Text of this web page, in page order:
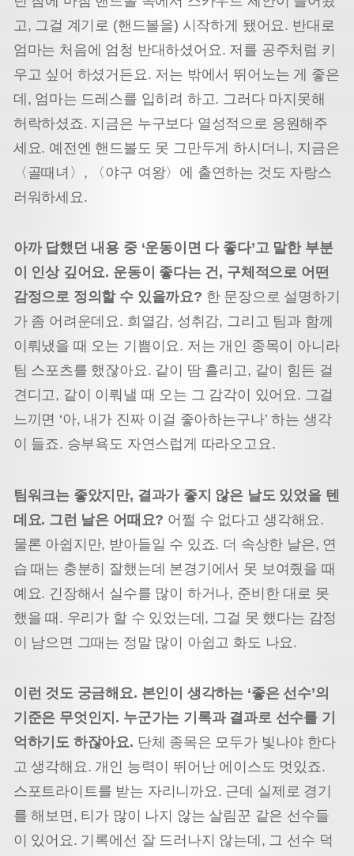
고, 그걸 계기로 (핸드볼을) 시작하게 됐어요. 반대로
엄마는 처음에 엄청 반대하셨어요. 저를 공주처럼 키
우고 싶어 하셨거든요. 저는 밖에서 뛰어노는 게 좋은
데, 엄마는 드레스를 입히려 하고. 그러다 마지못해
허락하셨죠. 지금은 누구보다 열성적으로 응원해주
세요. 예전엔 핸드볼도 못 그만두게 하시더니, 지금은
〈골때녀〉, 〈야구 여왕〉에 출연하는 것도 자랑스
러워하세요.
아까 답했던 내용 중 ‘운동이면 다 좋다’고 말한 부분
이 인상 깊어요. 운동이 좋다는 건, 구체적으로 어떤
감정으로 정의할 수 있을까요? 한 문장으로 설명하기
가 좀 어려운데요. 희열감, 성취감, 그리고 팀과 함께
이뤄냈을 때 오는 기쁨이요. 저는 개인 종목이 아니라
팀 스포츠를 했잖아요. 같이 땀 흘리고, 같이 힘든 걸
견디고, 같이 이뤄낼 때 오는 그 감각이 있어요. 그걸
느끼면 ‘아, 내가 진짜 이걸 좋아하는구나’ 하는 생각
이 들죠. 승부욕도 자연스럽게 따라오고요.
팀워크는 좋았지만, 결과가 좋지 않은 날도 있었을 텐
데요. 그런 날은 어때요? 어쩔 수 없다고 생각해요.
물론 아쉽지만, 받아들일 수 있죠. 더 속상한 날은, 연
습 때는 충분히 잘했는데 본경기에서 못 보여줬을 때
예요. 긴장해서 실수를 많이 하거나, 준비한 대로 못
했을 때. 우리가 할 수 있었는데, 그걸 못 했다는 감정
이 남으면 그때는 정말 많이 아쉽고 화도 나요.
이런 것도 궁금해요. 본인이 생각하는 ‘좋은 선수’의
기준은 무엇인지. 누군가는 기록과 결과로 선수를 기
억하기도 하잖아요. 단체 종목은 모두가 빛나야 한다
고 생각해요. 개인 능력이 뛰어난 에이스도 멋있죠.
스포트라이트를 받는 자리니까요. 근데 실제로 경기
를 해보면, 티가 많이 나지 않는 살림꾼 같은 선수들
이 있어요. 기록에선 잘 드러나지 않는데, 그 선수 덕